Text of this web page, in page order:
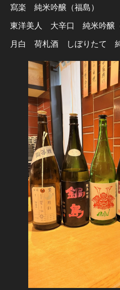
寫楽 純米吟醸（福島）
東洋美人 大辛口 純米吟醸（
月白 荷札酒 しぼりたて 純